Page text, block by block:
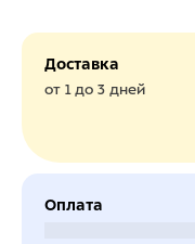
Доставка
от 1 до 3 дней
Оплата